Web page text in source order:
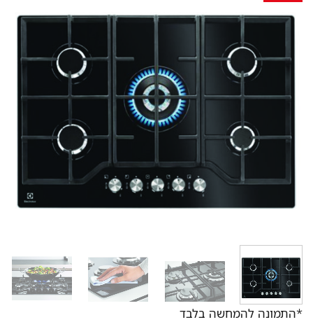
במועדפים
*התמונה להמחשה בלבד